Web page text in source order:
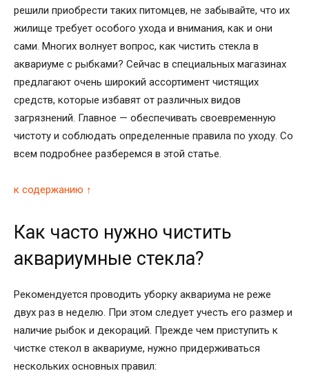
решили приобрести таких питомцев, не забывайте, что их
жилище требует особого ухода и внимания, как и они
сами. Многих волнует вопрос, как чистить стекла в
аквариуме с рыбками? Сейчас в специальных магазинах
предлагают очень широкий ассортимент чистящих
средств, которые избавят от различных видов
загрязнений. Главное — обеспечивать своевременную
чистоту и соблюдать определенные правила по уходу. Со
всем подробнее разберемся в этой статье.
к содержанию ↑
Как часто нужно чистить
аквариумные стекла?
Рекомендуется проводить уборку аквариума не реже
двух раз в неделю. При этом следует учесть его размер и
наличие рыбок и декораций. Прежде чем приступить к
чистке стекол в аквариуме, нужно придерживаться
нескольких основных правил: